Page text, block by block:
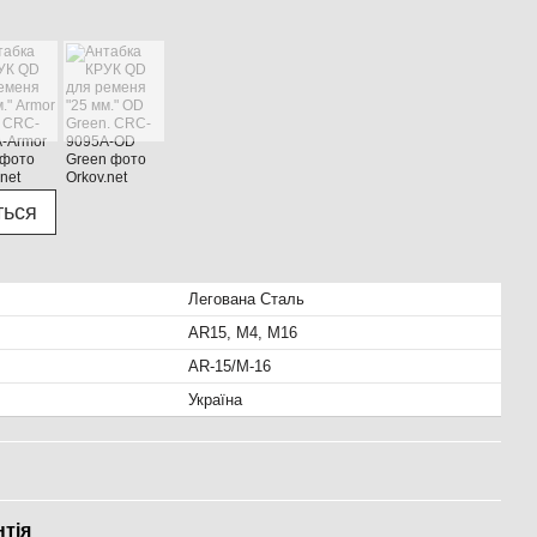
Легована Сталь
AR15, M4, M16
AR-15/M-16
Україна